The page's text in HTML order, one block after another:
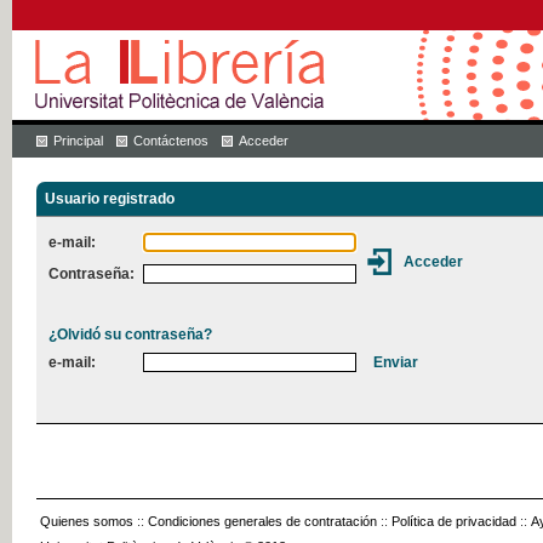
Principal Contáctenos Acceder
Usuario registrado
e-mail:
Contraseña:
¿Olvidó su contraseña?
e-mail:
Quienes somos :: Condiciones generales de contratación :: Política de privacidad ::